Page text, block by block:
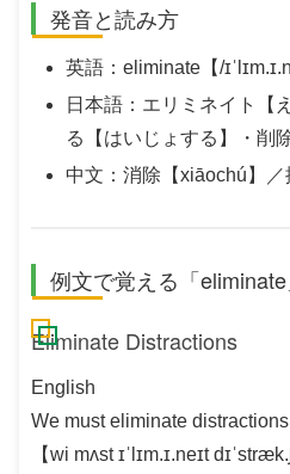
発音と読み方
英語：eliminate【/
日本語：エリミネイト【
る【はいじょする】・削
中文：消除【xiāochú】／
例文で覚える「eliminate
Eliminate Distractions
English
We must eliminate
【wi mʌst ɪˈlɪm.ɪ.neɪt